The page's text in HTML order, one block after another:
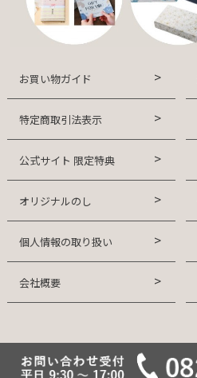
お買い物ガイド
特定商取引法表示
公式サイト 限定特典
オリジナルのし
個人情報の取り扱い
会社概要